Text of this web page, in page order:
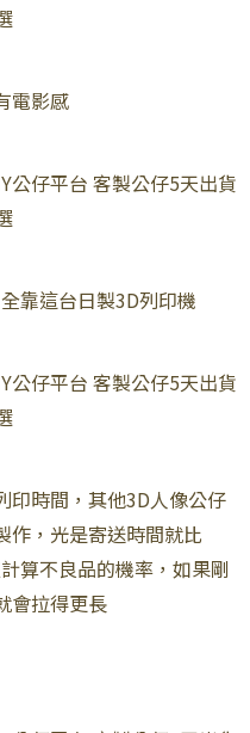
電影感
靠這台日製3D列印機
印時間，其他3D人像公仔
作，光是寄送時間就比
算不良品的機率，如果剛
會拉得更長